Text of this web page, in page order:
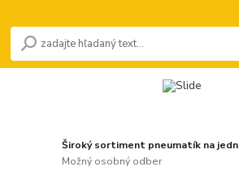
Široký sortiment pneumatík na
Možný osobný odber